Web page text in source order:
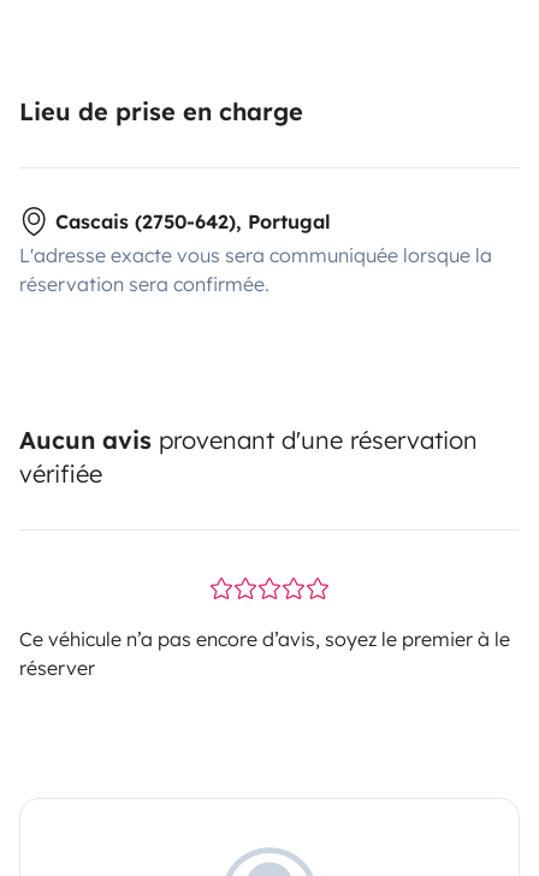
Lieu de prise en charge
Cascais (2750-642), Portugal
L'adresse exacte vous sera communiquée lorsque la
réservation sera confirmée.
Aucun avis provenant d'une réservation
vérifiée
Ce véhicule n’a pas encore d’avis, soyez le premier à le
réserver